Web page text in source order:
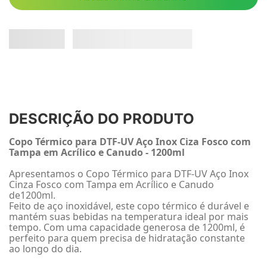
DESCRIÇÃO DO PRODUTO
Copo Térmico para DTF-UV Aço Inox Ciza Fosco com
Tampa em Acrílico e Canudo - 1200ml
Apresentamos o Copo Térmico para DTF-UV Aço Inox
Cinza Fosco com Tampa em Acrílico e Canudo
de1200ml.
Feito de aço inoxidável, este copo térmico é durável e
mantém suas bebidas na temperatura ideal por mais
tempo. Com uma capacidade generosa de 1200ml, é
perfeito para quem precisa de hidratação constante
ao longo do dia.